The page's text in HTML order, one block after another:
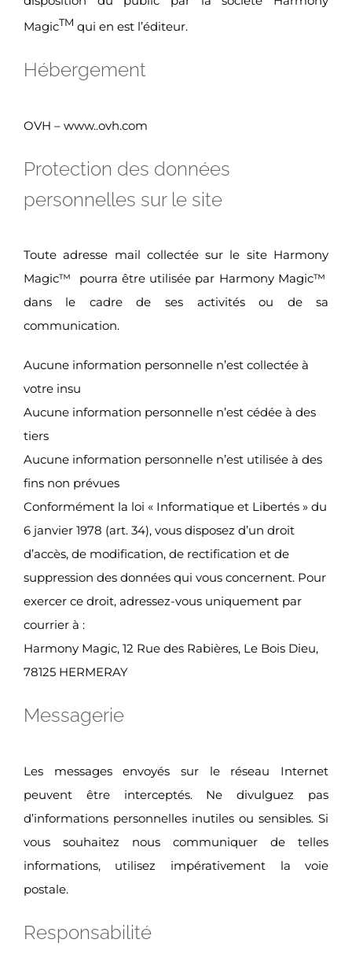
MagicTM qui en est l’éditeur.
Hébergement
OVH – www..ovh.com
Protection des données
personnelles sur le site
Toute adresse mail collectée sur le site Harmony
Magic™ pourra être utilisée par Harmony Magic™
dans le cadre de ses activités ou de sa
communication.
Aucune information personnelle n’est collectée à
votre insu
Aucune information personnelle n’est cédée à des
tiers
Aucune information personnelle n’est utilisée à des
fins non prévues
Conformément la loi « Informatique et Libertés » du
6 janvier 1978 (art. 34), vous disposez d’un droit
d’accès, de modification, de rectification et de
suppression des données qui vous concernent. Pour
exercer ce droit, adressez-vous uniquement par
courrier à :
Harmony Magic, 12 Rue des Rabières, Le Bois Dieu,
78125 HERMERAY
Messagerie
Les messages envoyés sur le réseau Internet
peuvent être interceptés. Ne divulguez pas
d’informations personnelles inutiles ou sensibles. Si
vous souhaitez nous communiquer de telles
informations, utilisez impérativement la voie
postale.
Responsabilité